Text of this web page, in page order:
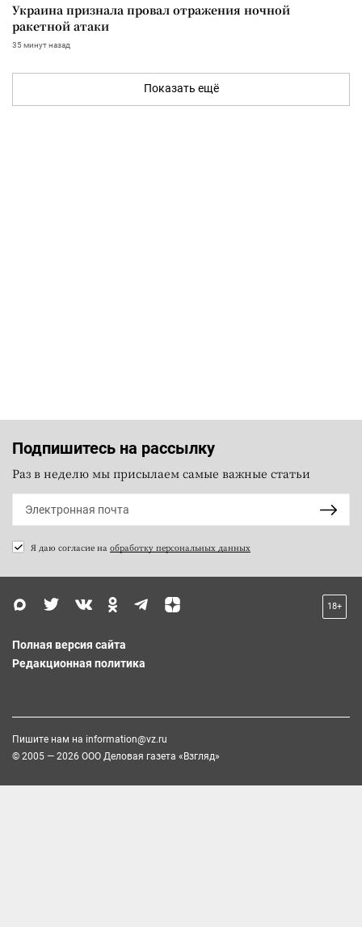
Украина признала провал отражения ночной
ракетной атаки
35 минут назад
Показать ещё
Подпишитесь на рассылку
Раз в неделю мы присылаем самые важные статьи
Я даю согласие на обработку персональных данных
18+
Полная версия сайта
Редакционная политика
Пишите нам на information@vz.ru
© 2005 — 2026 ООО Деловая газета «Взгляд»